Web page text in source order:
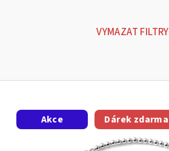
VYMAZAT FILTRY
Akce Dárek zdarma